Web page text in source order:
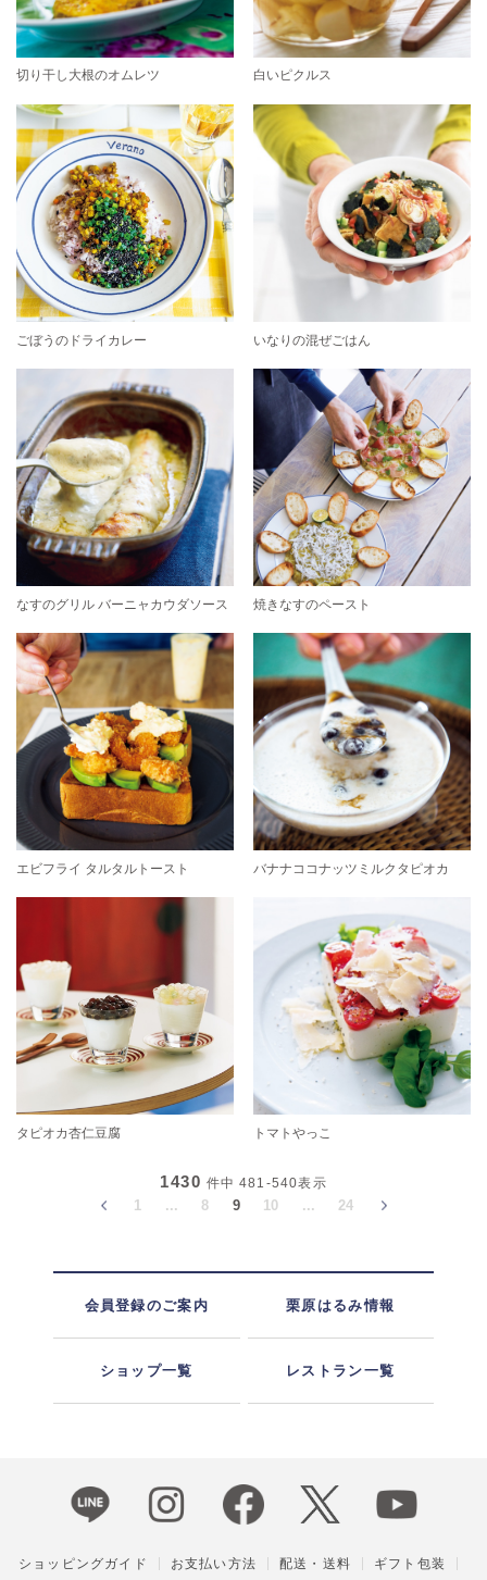
切り干し大根のオムレツ 白いピクルス
ごぼうのドライカレー いなりの混ぜごはん
なすのグリル バーニャカウダソース 焼きなすのペースト
エビフライ タルタルトースト バナナココナッツミルクタピオカ
タピオカ杏仁豆腐 トマトやっこ
1430 件中 481-540表示
1 ... 8 9 10 ... 24
会員登録のご案内 栗原はるみ情報
ショップ一覧 レストラン一覧
ショッピングガイド お支払い方法 配送・送料 ギフト包装